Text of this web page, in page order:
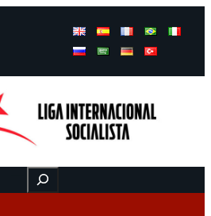
Buscar